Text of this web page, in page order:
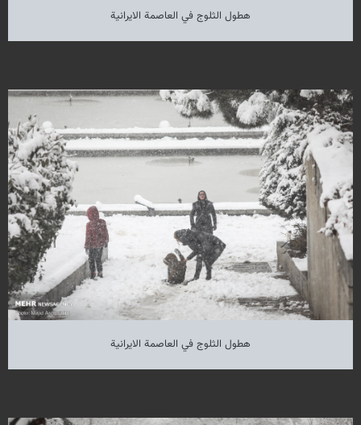
هطول الثلوج في العاصمة الايرانية
هطول الثلوج في العاصمة الايرانية